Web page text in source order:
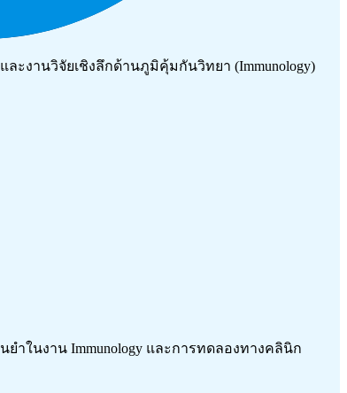
และงานวิจัยเชิงลึกด้านภูมิคุ้มกันวิทยา (Immunology)
ในงาน Immunology และการทดลองทางคลินิก